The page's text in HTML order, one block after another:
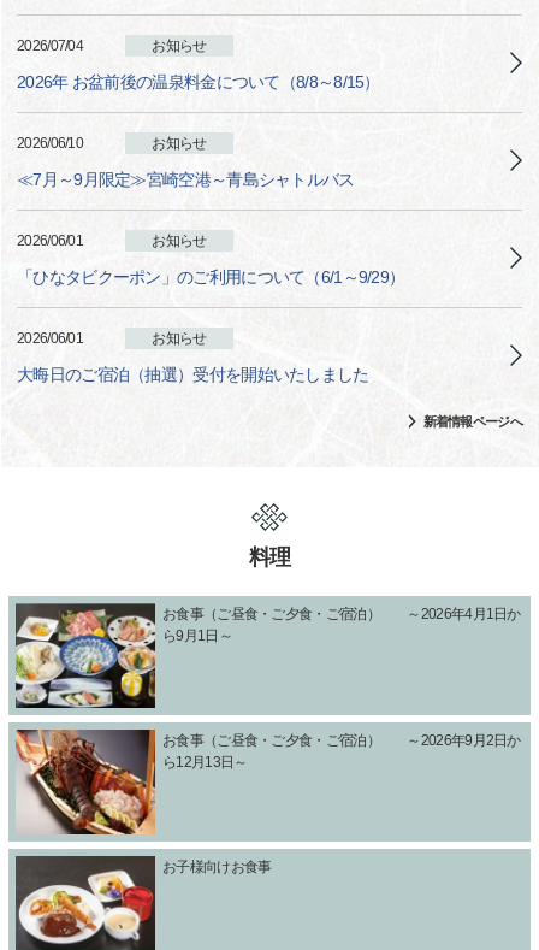
2026/07/04 お知らせ
2026年 お盆前後の温泉料金について（8/8～8/15）
2026/06/10 お知らせ
≪7月～9月限定≫宮崎空港～青島シャトルバス
2026/06/01 お知らせ
「ひなタビクーポン」のご利用について（6/1～9/29）
2026/06/01 お知らせ
大晦日のご宿泊（抽選）受付を開始いたしました
新着情報ページへ
料理
お食事（ご昼食・ご夕食・ご宿泊） ～2026年4月1日か
ら9月1日～
お食事（ご昼食・ご夕食・ご宿泊） ～2026年9月2日か
ら12月13日～
お子様向けお食事